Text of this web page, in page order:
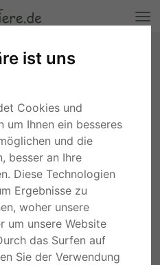
ist uns
Cookies und
um Ihnen ein besseres
und die
besser an Ihre
Diese Technologien
Ergebnisse zu
woher unsere
um unsere Website
das Surfen auf
Sie der Verwendung
Menschen, Husky -